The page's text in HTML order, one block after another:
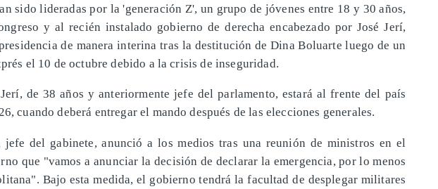
sido lideradas por la 'generación Z', un grupo de jóvenes entre 18 y 30 años,
y al recién instalado gobierno de derecha encabezado por José Jerí,
de manera interina tras la destitución de Dina Boluarte luego de un
el 10 de octubre debido a la crisis de inseguridad.
de 38 años y anteriormente jefe del parlamento, estará al frente del país
cuando deberá entregar el mando después de las elecciones generales.
jefe del gabinete, anunció a los medios tras una reunión de ministros en el
que "vamos a anunciar la decisión de declarar la emergencia, por lo menos
Bajo esta medida, el gobierno tendrá la facultad de desplegar militares